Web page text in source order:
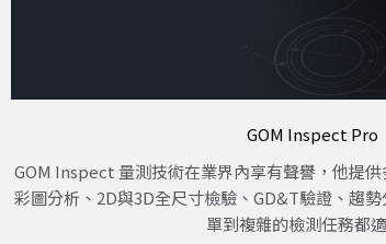
GOM Inspect Pro
GOM Inspect 量測技術在業界內享有聲譽，他提
彩圖分析、2D與3D全尺寸檢驗、GD&T驗證、趨
單到複雜的檢測任務都